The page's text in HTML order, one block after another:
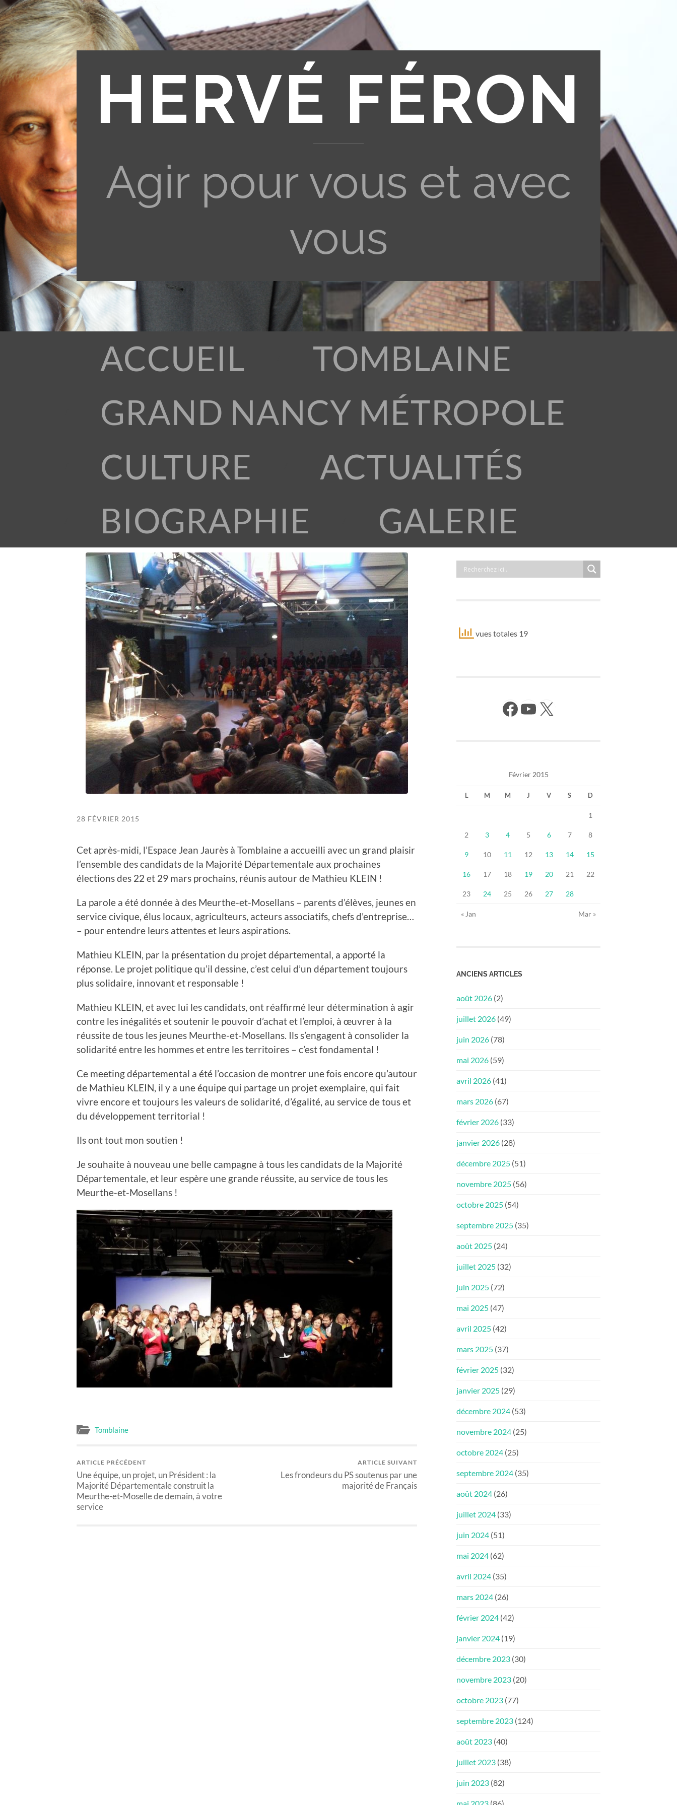
HERVÉ FÉRON
Agir pour vous et avec
vous
ACCUEIL
TOMBLAINE
GRAND NANCY MÉTROPOLE
CULTURE
ACTUALITÉS
BIOGRAPHIE
GALERIE
28 FÉVRIER 2015
Cet après-midi, l’Espace Jean Jaurès à Tomblaine a accueilli avec un grand plaisir
l’ensemble des candidats de la Majorité Départementale aux prochaines
élections des 22 et 29 mars prochains, réunis autour de Mathieu KLEIN !
La parole a été donnée à des Meurthe-et-Mosellans – parents d’élèves, jeunes en
service civique, élus locaux, agriculteurs, acteurs associatifs, chefs d’entreprise…
– pour entendre leurs attentes et leurs aspirations.
Mathieu KLEIN, par la présentation du projet départemental, a apporté la
réponse. Le projet politique qu’il dessine, c’est celui d’un département toujours
plus solidaire, innovant et responsable !
Mathieu KLEIN, et avec lui les candidats, ont réaffirmé leur détermination à agir
contre les inégalités et soutenir le pouvoir d’achat et l’emploi, à œuvrer à la
réussite de tous les jeunes Meurthe-et-Mosellans. Ils s’engagent à consolider la
solidarité entre les hommes et entre les territoires – c’est fondamental !
Ce meeting départemental a été l’occasion de montrer une fois encore qu’autour
de Mathieu KLEIN, il y a une équipe qui partage un projet exemplaire, qui fait
vivre encore et toujours les valeurs de solidarité, d’égalité, au service de tous et
du développement territorial !
Ils ont tout mon soutien !
Je souhaite à nouveau une belle campagne à tous les candidats de la Majorité
Départementale, et leur espère une grande réussite, au service de tous les
Meurthe-et-Mosellans !
Tomblaine
ARTICLE PRÉCÉDENT
Une équipe, un projet, un Président : la
Majorité Départementale construit la
Meurthe-et-Moselle de demain, à votre
service
ARTICLE SUIVANT
Les frondeurs du PS soutenus par une
majorité de Français
vues totales 19
Facebook YouTube X
Février 2015
L M M J V S D
1
2 3 4 5 6 7 8
9 10 11 12 13 14 15
16 17 18 19 20 21 22
23 24 25 26 27 28
« Jan Mar »
ANCIENS ARTICLES
août 2026 (2)
juillet 2026 (49)
juin 2026 (78)
mai 2026 (59)
avril 2026 (41)
mars 2026 (67)
février 2026 (33)
janvier 2026 (28)
décembre 2025 (51)
novembre 2025 (56)
octobre 2025 (54)
septembre 2025 (35)
août 2025 (24)
juillet 2025 (32)
juin 2025 (72)
mai 2025 (47)
avril 2025 (42)
mars 2025 (37)
février 2025 (32)
janvier 2025 (29)
décembre 2024 (53)
novembre 2024 (25)
octobre 2024 (25)
septembre 2024 (35)
août 2024 (26)
juillet 2024 (33)
juin 2024 (51)
mai 2024 (62)
avril 2024 (35)
mars 2024 (26)
février 2024 (42)
janvier 2024 (19)
décembre 2023 (30)
novembre 2023 (20)
octobre 2023 (77)
septembre 2023 (124)
août 2023 (40)
juillet 2023 (38)
juin 2023 (82)
mai 2023 (86)